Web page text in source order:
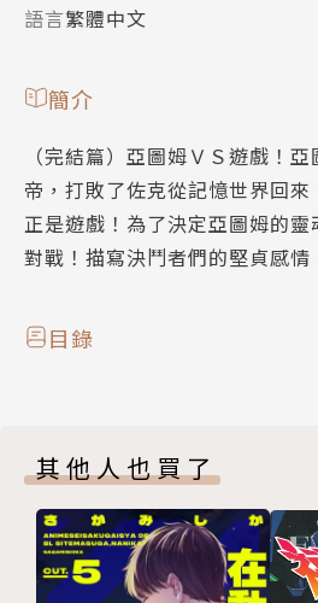
語言繁體中文
簡介
（完結篇）亞圖姆ＶＳ遊戲！
帝，打敗了佐克從記憶世界回
正是遊戲！為了決定亞圖姆的
對戰！描寫決鬥者們的堅貞感情
目錄
其他人也買了